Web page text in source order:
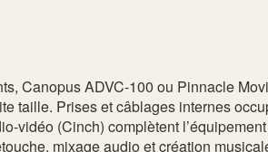
Canopus ADVC-100 ou Pinnacle
taille. Prises et câblages internes
vidéo (Cinch) complètent
mixage audio et création